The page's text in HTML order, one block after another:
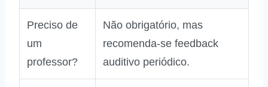
Preciso de
um
professor?
Não obrigatório, mas
recomenda‑se feedback
auditivo periódico.